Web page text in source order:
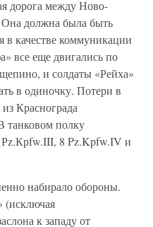
дорога между Ново-
должна была быть
в качестве коммуникации
все еще двигались по
и солдаты «Рейха»
в одиночку. Потери в
Краснограда
танковом полку
Рz.Крfw.III, 8 Pz.Kpfw.IV и
набирало обороны.
(исключая
к западу от